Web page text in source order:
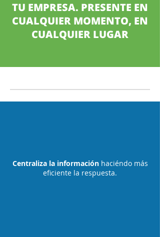
TU EMPRESA. PRESENTE EN
CUALQUIER MOMENTO, EN
CUALQUIER LUGAR
Centraliza la informaciónhaciéndo más
eficiente la respuesta.